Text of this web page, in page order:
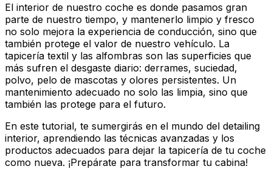
El interior de nuestro coche es donde pasamos gran
parte de nuestro tiempo, y mantenerlo limpio y fresco
no solo mejora la experiencia de conducción, sino que
también protege el valor de nuestro vehículo. La
tapicería textil y las alfombras son las superficies que
más sufren el desgaste diario: derrames, suciedad,
polvo, pelo de mascotas y olores persistentes. Un
mantenimiento adecuado no solo las limpia, sino que
también las protege para el futuro.
En este tutorial, te sumergirás en el mundo del detailing
interior, aprendiendo las técnicas avanzadas y los
productos adecuados para dejar la tapicería de tu coche
como nueva. ¡Prepárate para transformar tu cabina!